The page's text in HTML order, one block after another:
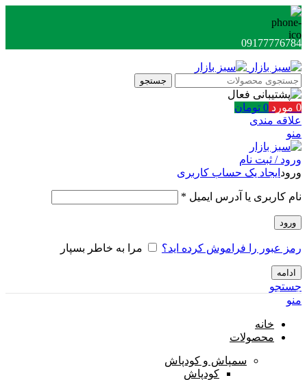
09177776784
جستجو
0 مورد 0 تومان
علاقه مندی
منو
ورود / ثبت نام
ورود ایجاد یک حساب کاربری
نام کاربری یا آدرس ایمیل *
ورود
رمز عبور را فراموش کرده اید؟ مرا به خاطر بسپار
ادامه
جستجو
منو
خانه
محصولات
سمپاش و کودپاش
کودپاش